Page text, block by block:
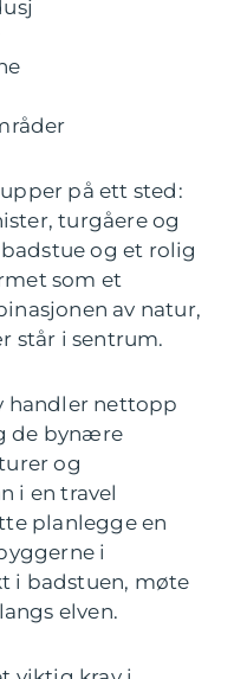
på ett sted:
turgåere og
og et rolig
som et
av natur,
står i sentrum.
handler nettopp
de bynære
og
i en travel
planlegge en
i
i badstuen, møte
elven.